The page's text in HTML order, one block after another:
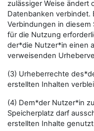
zulässiger Weise ändert
Datenbanken verbindet.
Verbindungen in diesem
für die Nutzung
der*die Nutzer*in einen
verweisenden
(3) Urheberrechte
erstellten Inhalten
(4) Dem*der Nutzer*in
Speicherplatz darf
erstellten Inhalte